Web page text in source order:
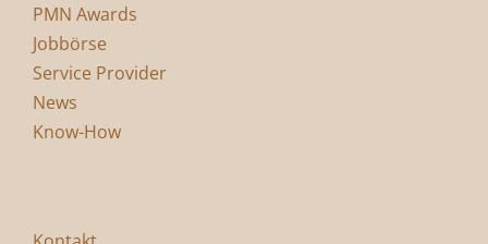
PMN Awards
Jobbörse
Service Provider
News
Know-How